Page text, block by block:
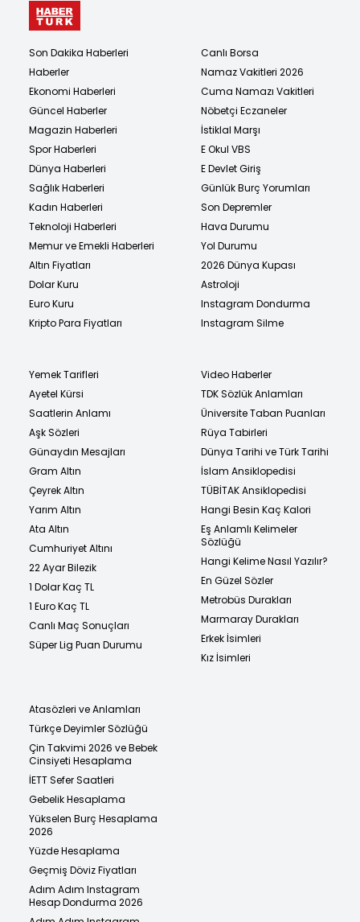
Son Dakika Haberleri
Haberler
Ekonomi Haberleri
Güncel Haberler
Magazin Haberleri
Spor Haberleri
Dünya Haberleri
Sağlık Haberleri
Kadın Haberleri
Teknoloji Haberleri
Memur ve Emekli Haberleri
Altın Fiyatları
Dolar Kuru
Euro Kuru
Kripto Para Fiyatları
Canlı Borsa
Namaz Vakitleri 2026
Cuma Namazı Vakitleri
Nöbetçi Eczaneler
İstiklal Marşı
E Okul VBS
E Devlet Giriş
Günlük Burç Yorumları
Son Depremler
Hava Durumu
Yol Durumu
2026 Dünya Kupası
Astroloji
Instagram Dondurma
Instagram Silme
Yemek Tarifleri
Ayetel Kürsi
Saatlerin Anlamı
Aşk Sözleri
Günaydın Mesajları
Gram Altın
Çeyrek Altın
Yarım Altın
Ata Altın
Cumhuriyet Altını
22 Ayar Bilezik
1 Dolar Kaç TL
1 Euro Kaç TL
Canlı Maç Sonuçları
Süper Lig Puan Durumu
Video Haberler
TDK Sözlük Anlamları
Üniversite Taban Puanları
Rüya Tabirleri
Dünya Tarihi ve Türk Tarihi
İslam Ansiklopedisi
TÜBİTAK Ansiklopedisi
Hangi Besin Kaç Kalori
Eş Anlamlı Kelimeler
Sözlüğü
Hangi Kelime Nasıl Yazılır?
En Güzel Sözler
Metrobüs Durakları
Marmaray Durakları
Erkek İsimleri
Kız İsimleri
Atasözleri ve Anlamları
Türkçe Deyimler Sözlüğü
Çin Takvimi 2026 ve Bebek
Cinsiyeti Hesaplama
İETT Sefer Saatleri
Gebelik Hesaplama
Yükselen Burç Hesaplama
2026
Yüzde Hesaplama
Geçmiş Döviz Fiyatları
Adım Adım Instagram
Hesap Dondurma 2026